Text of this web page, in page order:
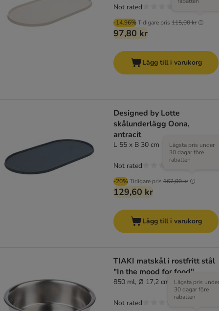
-14.96%Tidigare pris 115,00 kr
97,80 kr
Not rated
Lägg till i varukorg
Designed by Lotte
skålunderlägg Oona,
antracit
L 55 x B 30 cm
-20%Tidigare pris 162,00 kr
Lägsta pris under
30 dagar före
rabatten
129,60 kr
Not rated
Lägg till i varukorg
TIAKI matskål i rostfritt stål
"In the mood for food"
850 ml, Ø 17,2 cm
Lägsta pris under
30 dagar före
rabatten
Not rated